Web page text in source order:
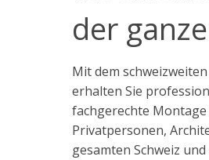
der
Mit dem
erhalten Sie
fachgerechte
Privatpersonen,
gesamten Schweiz